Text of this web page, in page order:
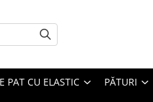
PAT CU ELASTIC PĂTURI